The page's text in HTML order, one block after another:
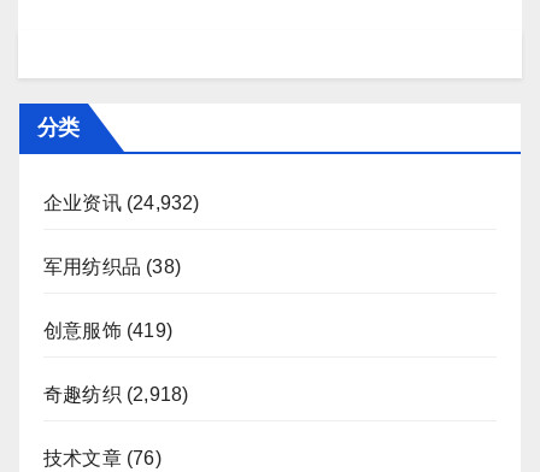
分类
企业资讯(24,932)
军用纺织品 (38)
创意服饰(419)
奇趣纺织 (2,918)
技术文章(76)